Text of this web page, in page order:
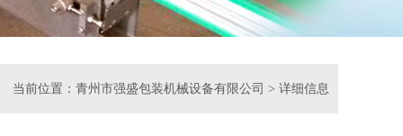
当前位置： 青州市强盛包装机械设备有限公司 > 详细信息